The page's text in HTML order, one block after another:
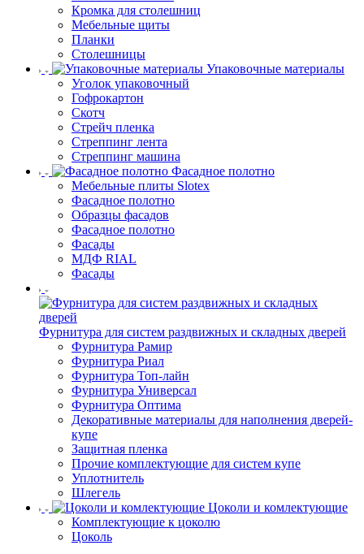
Кромка для столешниц
Мебельные щиты
Планки
Столешницы
Упаковочные материалы
Уголок упаковочный
Гофрокартон
Скотч
Стрейч пленка
Стреппинг лента
Стреппинг машина
Фасадное полотно
Мебельные плиты Slotex
Фасадное полотно
Образцы фасадов
Фасадное полотно
Фасады
МДФ RIAL
Фасады
Фурнитура для систем раздвижных и складных дверей
Фурнитура Рамир
Фурнитура Риал
Фурнитура Топ-лайн
Фурнитура Универсал
Фурнитура Оптима
Декоративные материалы для наполнения дверей-
купе
Защитная пленка
Прочие комплектующие для систем купе
Уплотнитель
Шлегель
Цоколи и комлектующие
Комплектующие к цоколю
Цоколь